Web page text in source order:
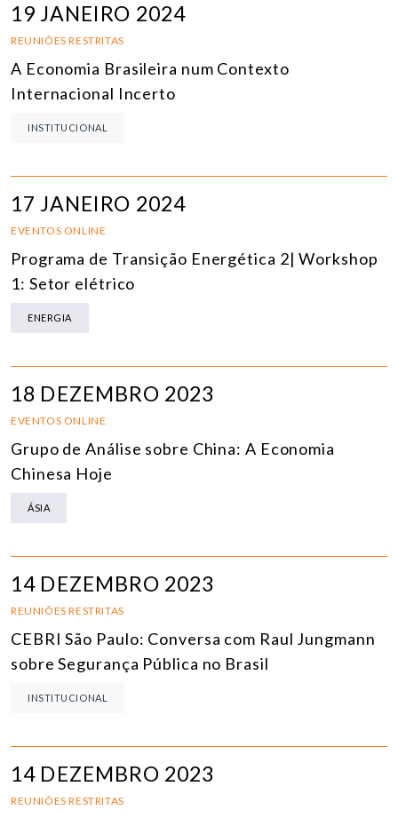
19 JANEIRO 2024
REUNIÕES RESTRITAS
A Economia Brasileira num Contexto
Internacional Incerto
INSTITUCIONAL
17 JANEIRO 2024
EVENTOS ONLINE
Programa de Transição Energética 2| Workshop
1: Setor elétrico
ENERGIA
18 DEZEMBRO 2023
EVENTOS ONLINE
Grupo de Análise sobre China: A Economia
Chinesa Hoje
ÁSIA
14 DEZEMBRO 2023
REUNIÕES RESTRITAS
CEBRI São Paulo: Conversa com Raul Jungmann
sobre Segurança Pública no Brasil
INSTITUCIONAL
14 DEZEMBRO 2023
REUNIÕES RESTRITAS